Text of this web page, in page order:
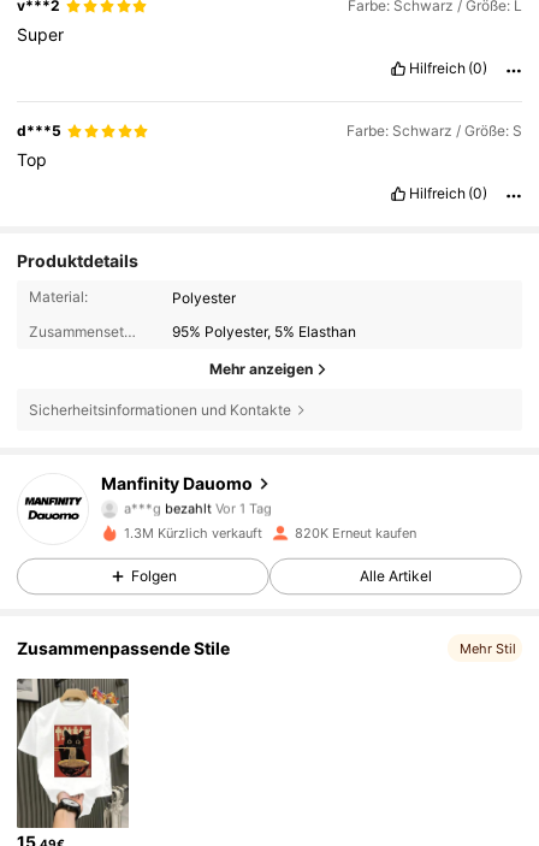
v***2 Farbe: Schwarz / Größe: L
Super
Hilfreich (0)
d***5 Farbe: Schwarz / Größe: S
Top
Hilfreich (0)
Produktdetails
Material:
Polyester
Zusammensetzung:
95% Polyester, 5% Elasthan
Mehr anzeigen
Sicherheitsinformationen und Kontakte
Manfinity Dauomo
4,82
104K Follower
a***g bezahlt Vor 1 Tag
4,82
4,82 104K Follower
4,82
4,82
1.3M Kürzlich verkauft 820K Erneut kaufen
Folgen Alle Artikel
Zusammenpassende Stile Mehr Stil
15